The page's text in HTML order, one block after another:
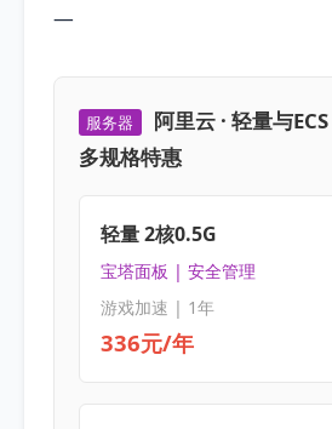
—
服务器
阿里云 · 轻量与ECS
多规格特惠
轻量 2核0.5G
宝塔面板 | 安全管理
游戏加速 | 1年
336元/年